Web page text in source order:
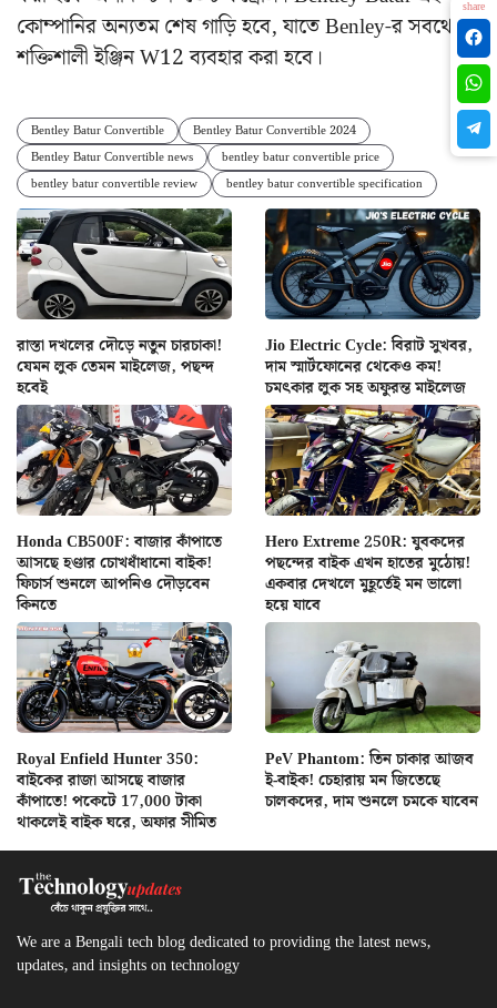
কোম্পানির অন্যতম শেষ গাড়ি হবে, যাতে Benley-র সবথেকে
শক্তিশালী ইঞ্জিন W12 ব্যবহার করা হবে।
Bentley Batur Convertible
Bentley Batur Convertible 2024
Bentley Batur Convertible news
bentley batur convertible price
bentley batur convertible review
bentley batur convertible specification
রাস্তা দখলের দৌড়ে নতুন চারচাকা!
যেমন লুক তেমন মাইলেজ, পছন্দ
হবেই
Jio Electric Cycle: বিরাট সুখবর,
দাম স্মার্টফোনের থেকেও কম!
চমৎকার লুক সহ অফুরন্ত মাইলেজ
Honda CB500F: বাজার কাঁপাতে
আসছে হণ্ডার চোখধাঁধানো বাইক!
ফিচার্স শুনলে আপনিও দৌড়বেন
কিনতে
Hero Extreme 250R: যুবকদের
পছন্দের বাইক এখন হাতের মুঠোয়!
একবার দেখলে মুহূর্তেই মন ভালো
হয়ে যাবে
Royal Enfield Hunter 350:
বাইকের রাজা আসছে বাজার
কাঁপাতে! পকেটে 17,000 টাকা
থাকলেই বাইক ঘরে, অফার সীমিত
PeV Phantom: তিন চাকার আজব
ই-বাইক! চেহারায় মন জিতেছে
চালকদের, দাম শুনলে চমকে যাবেন
We are a Bengali tech blog dedicated to providing the latest news,
updates, and insights on technology
share